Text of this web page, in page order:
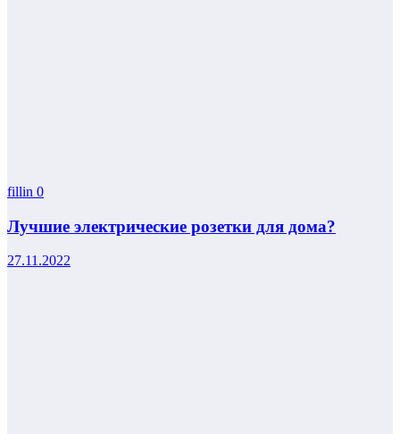
fillin 0
Лучшие электрические розетки для дома?
27.11.2022